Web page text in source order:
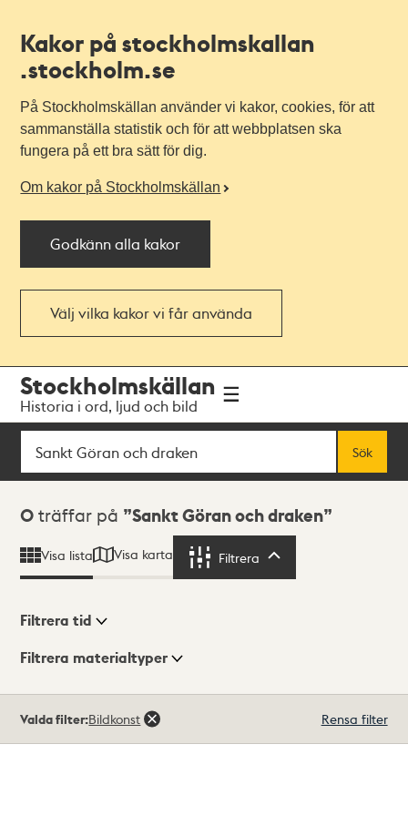
Kakor på stockholmskallan
.stockholm.se
På Stockholmskällan använder vi kakor, cookies, för att
sammanställa statistik och för att webbplatsen ska
fungera på ett bra sätt för dig.
Om kakor på Stockholmskällan
Godkänn alla kakor
Välj vilka kakor vi får använda
navigationen
huvudinnehållet
Stockholmskällan
Historia i ord, ljud och bild
Sök
Sök
Sökresultat
0 träffar på Sankt Göran och draken
Visa lista Visa karta Filtrera
Visningsläge
Filtrera tid
Filtrera materialtyper
träffar
Valda filter:Bildkonst Rensa filter